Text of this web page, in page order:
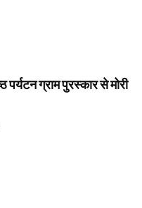
पर्यटन ग्राम पुरस्कार से मोरी